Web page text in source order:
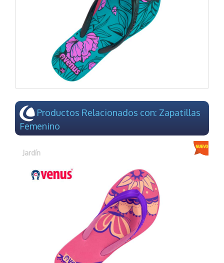
Productos Relacionados con: Zapatillas
Femenino
Jardín